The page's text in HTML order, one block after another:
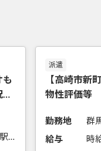
も
群馬県高崎市（高崎線高崎駅からバス20分）
派遣
【高崎市新
物性評価等
勤務地
給与
時